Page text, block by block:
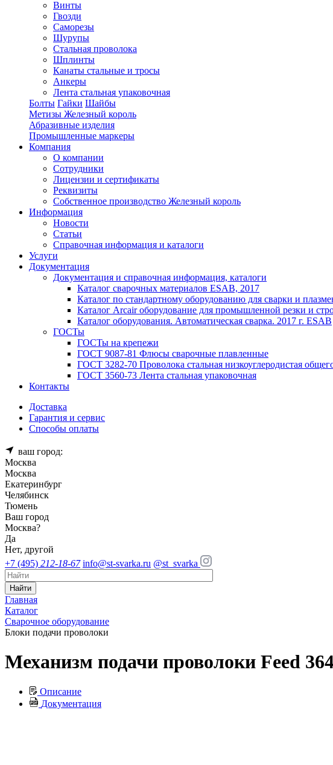
Винты
Гвозди
Саморезы
Шурупы
Стальная проволока
Шплинты
Канаты стальные и тросы
Анкеры
Лента стальная упаковочная
Болты Гайки Шайбы
Метизы Железный король
Абразивные изделия
Промышленные маркеры
Компания
О компании
Сотрудники
Лицензии и сертификаты
Реквизиты
Собственное производство Железный король
Информация
Новости
Статьи
Справочная информация и каталоги
Услуги
Документация
Документация и справочная информация, каталоги
Каталог сварочных материалов ESAB, 2017
Каталог по стандартному оборудованию для сварки и
Каталог Arcair оборудование для промышленной резки и
Каталог оборудования. Автоматическая сварка. 2017 г. ESAB
ГОСТы
ГОСТы на крепежи
ГОСТ 9087-81 Флюсы сварочные плавленные
ГОСТ 3282-70 Проволока стальная низкоуглеродистая
ГОСТ 3560-73 Лента стальная упаковочная
Контакты
Доставка
Гарантия и сервис
Способы оплаты
ваш город:
Москва
Москва
Екатеринбург
Челябинск
Тюмень
Ваш город
Москва?
Да
Нет, другой
+7 (495) 212-18-67 info@st-svarka.ru @st_svarka
Найти
Главная
Каталог
Сварочное оборудование
Блоки подачи проволоки
Механизм подачи проволоки Feed
Описание
Документация